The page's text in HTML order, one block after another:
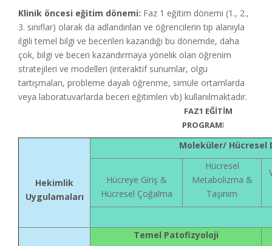
Klinik öncesi eğitim dönemi: Faz 1 eğitim dönemi (1., 2.,
3. sınıflar) olarak da adlandırılan ve öğrencilerin tıp alanıyla
ilgili temel bilgi ve becerileri kazandığı bu dönemde, daha
çok, bilgi ve beceri kazandırmaya yönelik olan öğrenim
stratejileri ve modelleri (interaktif sunumlar, olgu
tartışmaları, probleme dayalı öğrenme, simüle ortamlarda
veya laboratuvarlarda beceri eğitimleri vb) kullanılmaktadır.
FAZ1 EĞİTİM
PROGRAMI
Hekimlik
Uygulamaları
Moleküler/ Hücresel
Hücreye Giriş &
Hücresel Çoğalma
Hücresel
Metabolizma &
Taşınım
Temel Patofizyoloji